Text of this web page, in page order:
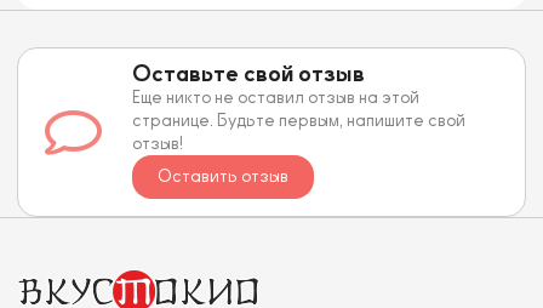
Оставьте свой отзыв
Еще никто не оставил отзыв на этой
странице. Будьте первым, напишите свой
отзыв!
Оставить отзыв